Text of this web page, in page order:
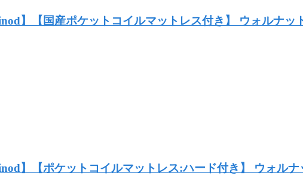
】【国産ポケットコイルマットレス付き】 ウォルナ
】【ポケットコイルマットレス:ハード付き】 ウォル